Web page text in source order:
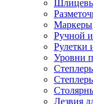
Маркеры
Ручной
Рулетки
Уровни
Лезвия